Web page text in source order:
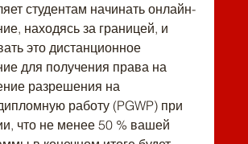
студентам начинать онлайн-
находясь за границей, и
это дистанционное
для получения права на
разрешения на
работу (PGWP) при
что не менее 50 % вашей